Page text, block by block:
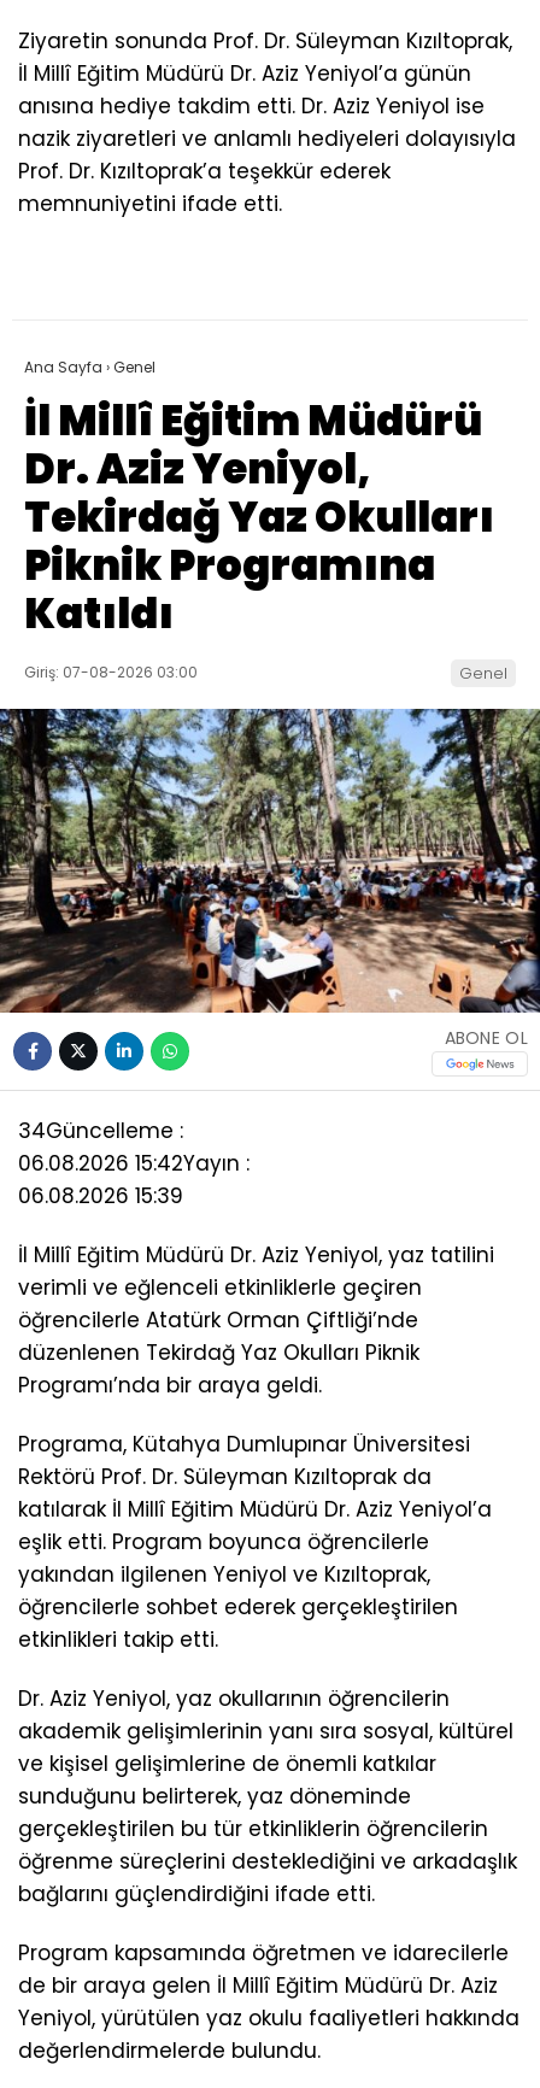
Ziyaretin sonunda Prof. Dr. Süleyman Kızıltoprak,
İl Millî Eğitim Müdürü Dr. Aziz Yeniyol’a günün
anısına hediye takdim etti. Dr. Aziz Yeniyol ise
nazik ziyaretleri ve anlamlı hediyeleri dolayısıyla
Prof. Dr. Kızıltoprak’a teşekkür ederek
memnuniyetini ifade etti.
Ana Sayfa ›Genel
İl Millî Eğitim Müdürü
Dr. Aziz Yeniyol,
Tekirdağ Yaz Okulları
Piknik Programına
Katıldı
Giriş: 07-08-2026 03:00 Genel
ABONE OL
34Güncelleme :
06.08.2026 15:42Yayın :
06.08.2026 15:39
İl Millî Eğitim Müdürü Dr. Aziz Yeniyol, yaz tatilini
verimli ve eğlenceli etkinliklerle geçiren
öğrencilerle Atatürk Orman Çiftliği’nde
düzenlenen Tekirdağ Yaz Okulları Piknik
Programı’nda bir araya geldi.
Programa, Kütahya Dumlupınar Üniversitesi
Rektörü Prof. Dr. Süleyman Kızıltoprak da
katılarak İl Millî Eğitim Müdürü Dr. Aziz Yeniyol’a
eşlik etti. Program boyunca öğrencilerle
yakından ilgilenen Yeniyol ve Kızıltoprak,
öğrencilerle sohbet ederek gerçekleştirilen
etkinlikleri takip etti.
Dr. Aziz Yeniyol, yaz okullarının öğrencilerin
akademik gelişimlerinin yanı sıra sosyal, kültürel
ve kişisel gelişimlerine de önemli katkılar
sunduğunu belirterek, yaz döneminde
gerçekleştirilen bu tür etkinliklerin öğrencilerin
öğrenme süreçlerini desteklediğini ve arkadaşlık
bağlarını güçlendirdiğini ifade etti.
Program kapsamında öğretmen ve idarecilerle
de bir araya gelen İl Millî Eğitim Müdürü Dr. Aziz
Yeniyol, yürütülen yaz okulu faaliyetleri hakkında
değerlendirmelerde bulundu.